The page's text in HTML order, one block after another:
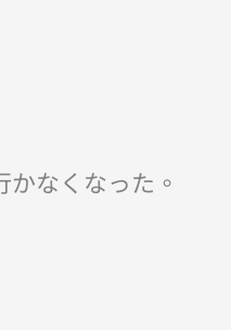
なくなった。